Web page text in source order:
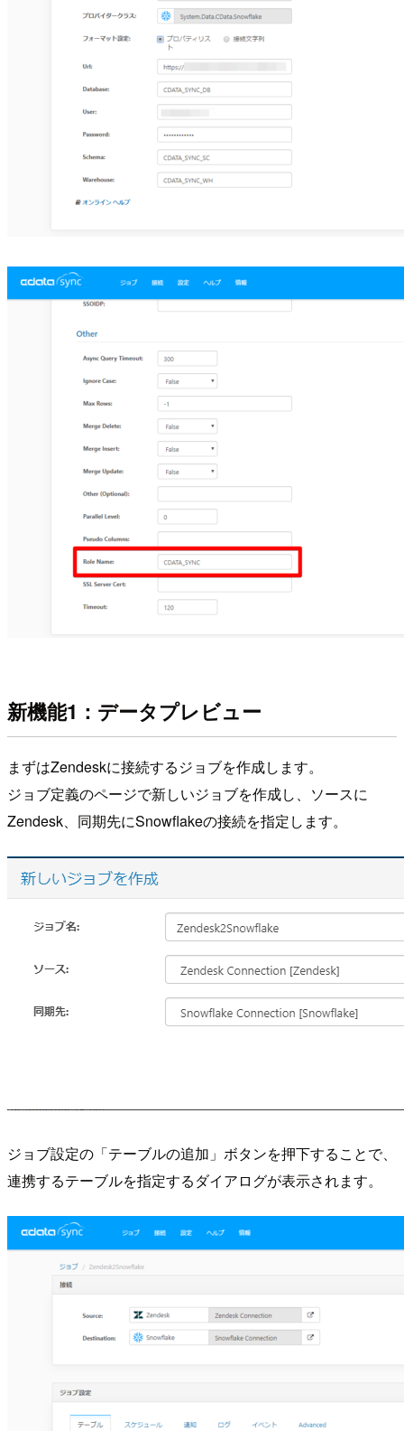
新機能1：データプレビュー
まずはZendeskに接続するジョブを作成します。
ジョブ定義のページで新しいジョブを作成し、ソースに
Zendesk、同期先にSnowflakeの接続を指定します。
ジョブ設定の「テーブルの追加」ボタンを押下することで、
連携するテーブルを指定するダイアログが表示されます。